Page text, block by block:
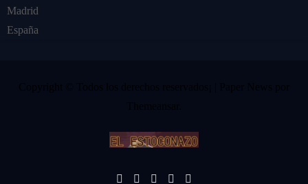
Madrid
España